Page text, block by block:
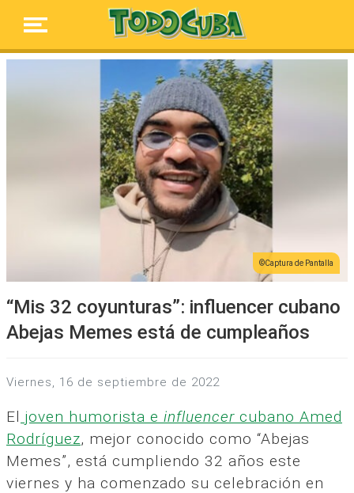
Captura de Pantalla
“Mis 32 coyunturas”: influencer cubano
Abejas Memes está de cumpleaños
viernes, 16 de septiembre de 2022
El joven humorista e influencer cubano Amed
Rodríguez, mejor conocido como “Abejas
Memes”, está cumpliendo 32 años este
viernes y ha comenzado su celebración en